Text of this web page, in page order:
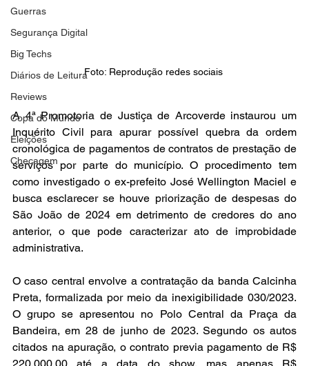
Guerras
Segurança Digital
Big Techs
Diários de Leitura
Reviews
Copa do Mundo
Eleições
Checagem
Foto: Reprodução redes sociais
A 4ª Promotoria de Justiça de Arcoverde instaurou um
Inquérito Civil para apurar possível quebra da ordem
cronológica de pagamentos de contratos de prestação de
serviços por parte do município. O procedimento tem
como investigado o ex-prefeito José Wellington Maciel e
busca esclarecer se houve priorização de despesas do
São João de 2024 em detrimento de credores do ano
anterior, o que pode caracterizar ato de improbidade
administrativa.
O caso central envolve a contratação da banda Calcinha
Preta, formalizada por meio da inexigibilidade 030/2023.
O grupo se apresentou no Polo Central da Praça da
Bandeira, em 28 de junho de 2023. Segundo os autos
citados na apuração, o contrato previa pagamento de R$